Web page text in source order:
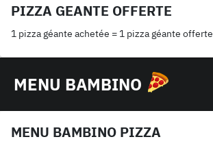
PIZZA GEANTE OFFERTE
1 pizza géante achetée = 1 pizza géante offerte
MENU BAMBINO
MENU BAMBINO PIZZA